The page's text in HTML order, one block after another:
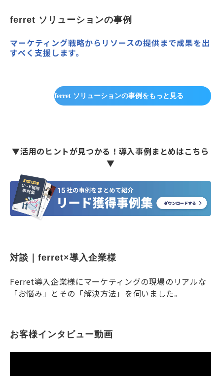
ferret ソリューションの事例
マーケティング戦略からリソースの提供まで成果を出
すべく支援します。
ferret ソリューションの事例をもっと見る
▼活用のヒントが見つかる！導入事例まとめはこちら
▼
対談｜ferret×導入企業様
Ferret導入企業様にマーケティングの現場のリアルな
「お悩み」とその「解決方法」を伺いました。
お客様インタビュー動画